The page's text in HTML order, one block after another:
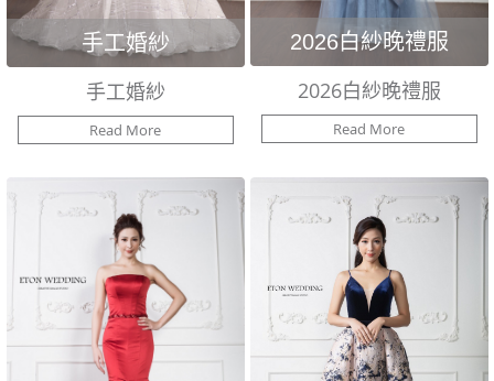
手工婚紗
手工婚紗
Read More
2026白紗晚禮服
2026白紗晚禮服
Read More